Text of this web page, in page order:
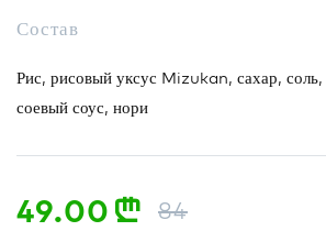
Состав
Рис, рисовый уксус Mizukan, сахар,
соевый соус, нори
49.00 n 84